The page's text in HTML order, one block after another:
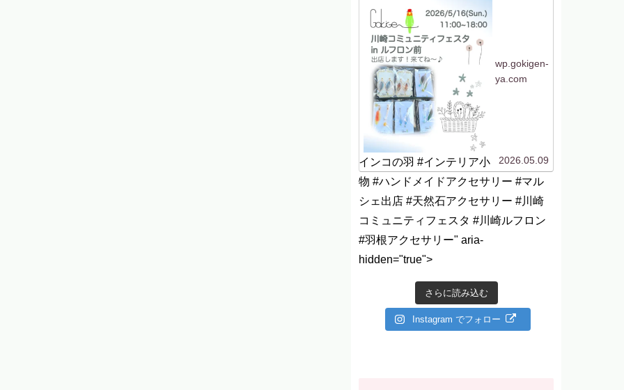
参加します！JR川崎駅東
口 からすぐの駅前広場
(ルフロン前広場)での開
催です。駅から近いのは
助かりますね〜（私も
^^）。ルフロ...wp.gokigen-
ya.com
2026.05.09
インコの羽 #インテリア小
物 #ハンドメイドアクセサリー #マル
シェ出店 #天然石アクセサリー #川崎
コミュニティフェスタ #川崎ルフロン
#羽根アクセサリー" aria-
hidden="true">
さらに読み込む
Instagram でフォロー